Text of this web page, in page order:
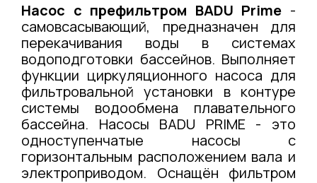
Насос с префильтром BADU Prime -
самовсасывающий, предназначен для
перекачивания воды в системах
водоподготовки бассейнов. Выполняет
функции циркуляционного насоса для
фильтровальной установки в контуре
системы водообмена плавательного
бассейна. Насосы BADU PRIME - это
одноступенчатые насосы с
горизонтальным расположением вала и
электроприводом. Оснащён фильтром